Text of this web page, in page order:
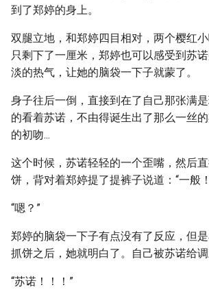
到了郑婷的身上。
双腿立地，和郑婷四目相对，两个樱红
只剩下了一厘米，郑婷也可以感受到苏
淡的热气，让她的脑袋一下子就蒙了。
身子往后一倒，直接到在了自己那张满
的看着苏诺，不由得诞生出了那么一丝
的初吻...
这个时候，苏诺轻轻的一个歪嘴，然后
饼，背对着郑婷提了提裤子说道：“一般
“嗯？”
郑婷的脑袋一下子有点没有了反应，但
抓饼之后，她就明白了。自己被苏诺给调
“苏诺！！！”